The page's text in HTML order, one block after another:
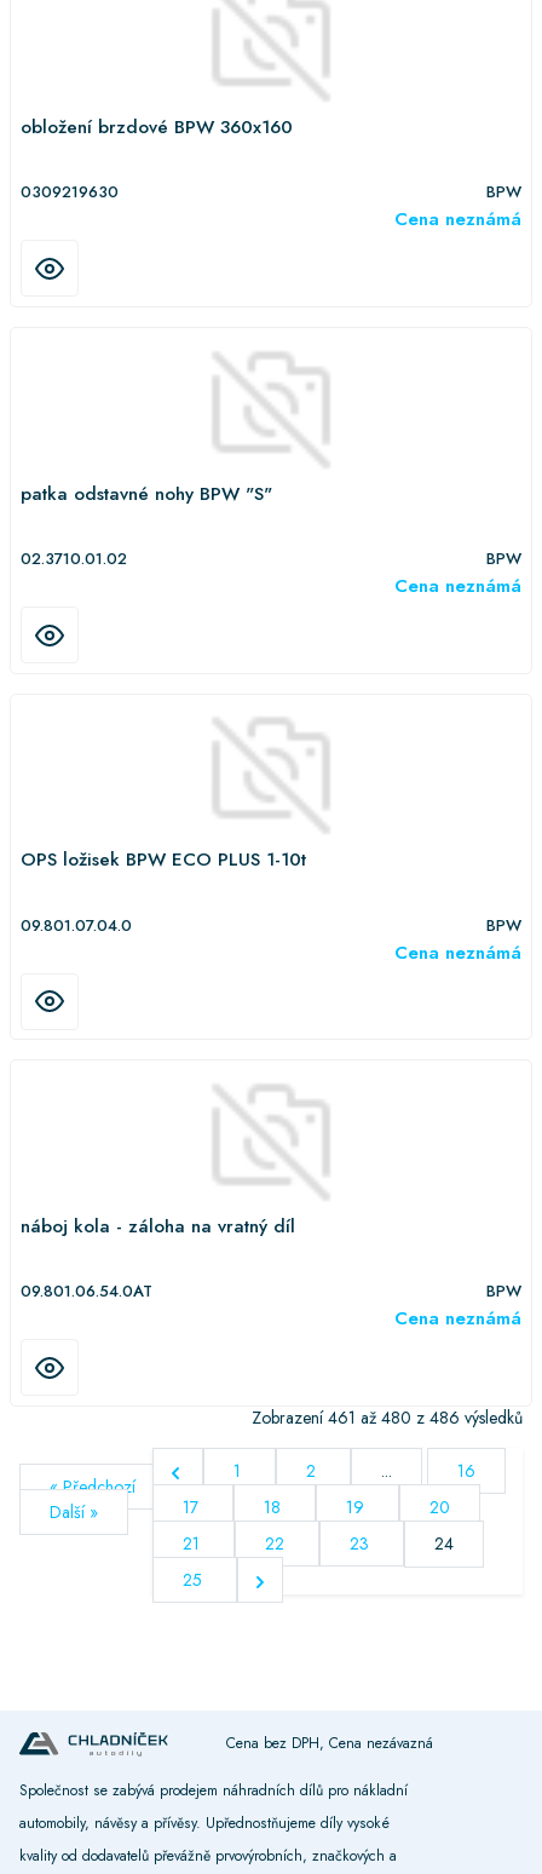
obložení brzdové BPW 360x160
0309219630 BPW
Cena neznámá
patka odstavné nohy BPW "S"
02.3710.01.02 BPW
Cena neznámá
OPS ložisek BPW ECO PLUS 1-10t
09.801.07.04.0 BPW
Cena neznámá
náboj kola - záloha na vratný díl
09.801.06.54.0AT BPW
Cena neznámá
« Předchozí
Další »
Zobrazení461 až 480 z 486 výsledků
1 2 ...
16
17
18 19
20
21
22 23
24
25
Cena bez DPH, Cena nezávazná
Společnost se zabývá prodejem náhradních dílů pro nákladní
automobily, návěsy a přívěsy. Upřednostňujeme díly vysoké
kvality od dodavatelů převážně prvovýrobních, značkových a